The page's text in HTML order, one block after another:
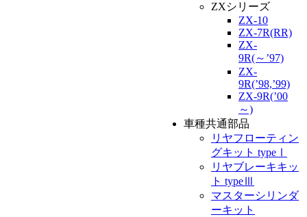
ZXシリーズ
ZX-10
ZX-7R(RR)
ZX-
9R(～’97)
ZX-
9R(’98,’99)
ZX-9R(’00
～)
車種共通部品
リヤフローティン
グキット typeⅠ
リヤブレーキキッ
ト typeⅢ
マスターシリンダ
ーキット